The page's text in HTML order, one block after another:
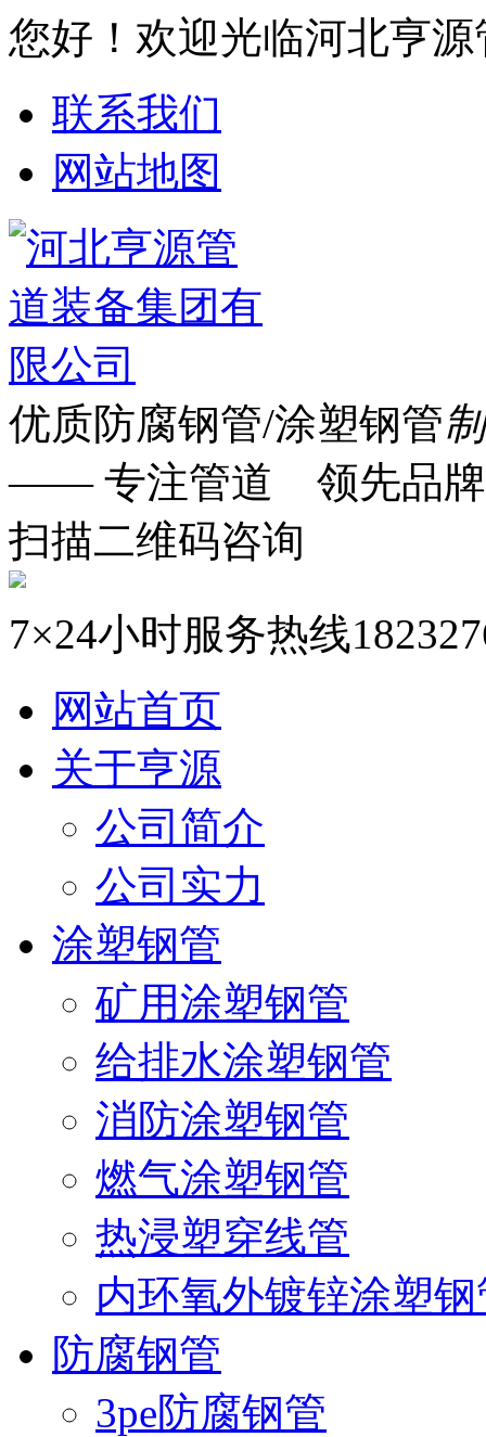
您好！欢迎光临河北亨
联系我们
网站地图
优质防腐钢管/涂塑钢管
—— 专注管道 领先品
扫描二维码咨询
7×24小时服务热线
网站首页
关于亨源
公司简介
公司实力
涂塑钢管
矿用涂塑钢管
给排水涂塑钢管
消防涂塑钢管
燃气涂塑钢管
热浸塑穿线管
内环氧外镀锌涂塑钢
防腐钢管
3pe防腐钢管